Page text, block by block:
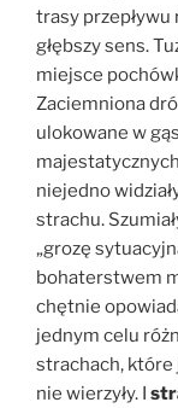
trasy przepływu
głębszy sens.
miejsce
Zaciemniona
ulokowane w
niejedno
strachu.
„grozę
bohaterstwem
chętnie
jednym celu
strachach,
nie wierzyły. I